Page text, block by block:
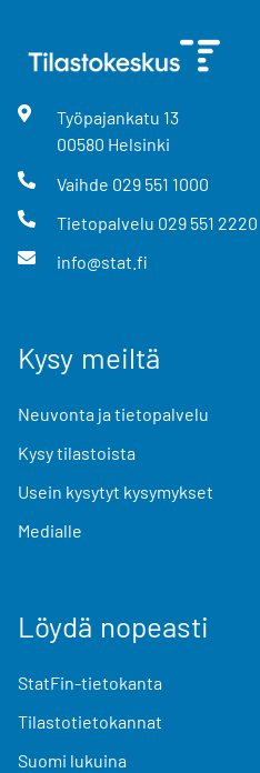
Työpajankatu 13
00580 Helsinki
Vaihde 029 551 1000
Tietopalvelu 029 551 2220
info@stat.fi
Kysy meiltä
Neuvonta ja tietopalvelu
Kysy tilastoista
Usein kysytyt kysymykset
Medialle
Löydä nopeasti
StatFin-tietokanta
Tilastotietokannat
Suomi lukuina